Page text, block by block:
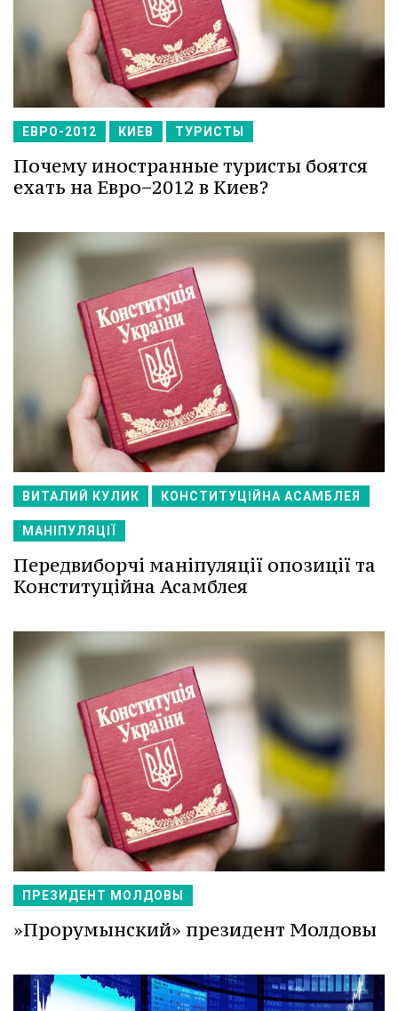
ЕВРО-2012 КИЕВ ТУРИСТЫ
Почему иностранные туристы боятся
ехать на Евро−2012 в Киев?
ВИТАЛИЙ КУЛИК КОНСТИТУЦІЙНА АСАМБЛЕЯ
МАНІПУЛЯЦІЇ
Передвиборчі маніпуляції опозиції та
Конституційна Асамблея
ПРЕЗИДЕНТ МОЛДОВЫ
»Прорумынский» президент Молдовы